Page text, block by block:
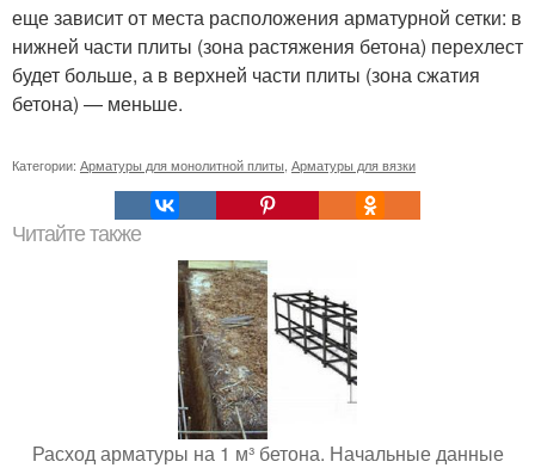
еще зависит от места расположения арматурной сетки: в
нижней части плиты (зона растяжения бетона) перехлест
будет больше, а в верхней части плиты (зона сжатия
бетона) — меньше.
Категории: Арматуры для монолитной плиты, Арматуры для вязки
Читайте также
Расход арматуры на 1 м³ бетона. Начальные данные